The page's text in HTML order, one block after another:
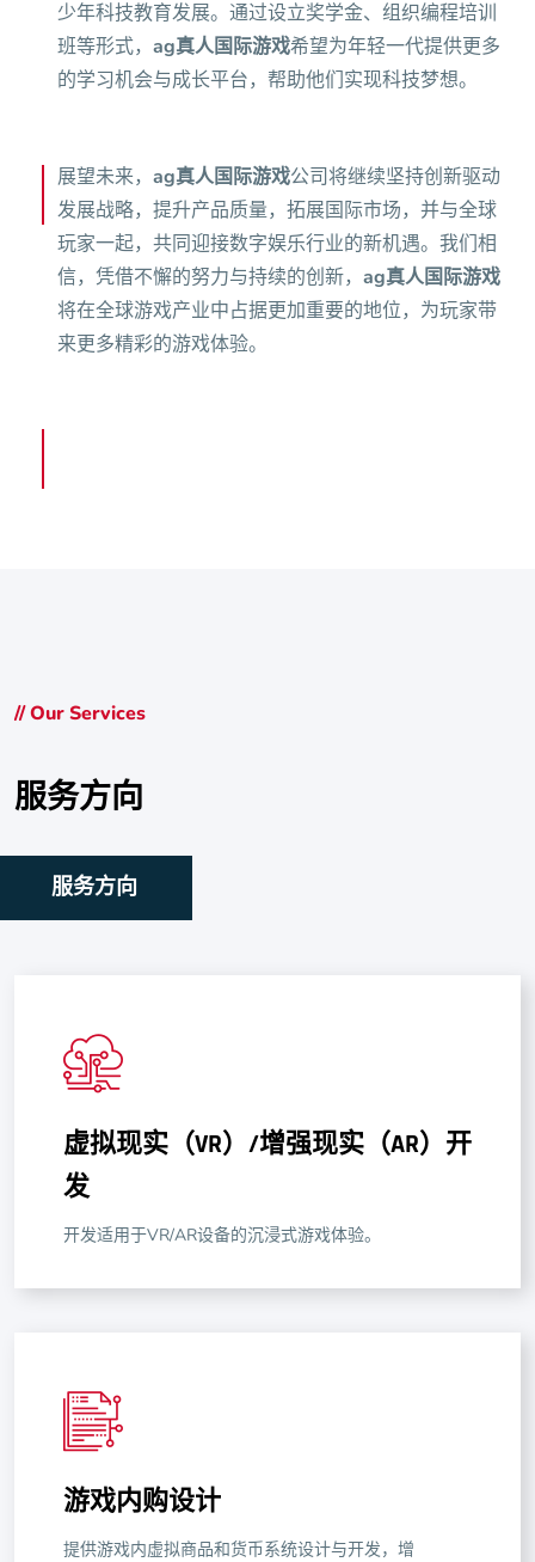
少年科技教育发展。通过设立奖学金、组织编程培训
班等形式， ag真人国际游戏希望为年轻一代提供更多
的学习机会与成长平台，帮助他们实现科技梦想。
展望未来， ag真人国际游戏公司将继续坚持创新驱动
发展战略，提升产品质量，拓展国际市场，并与全球
玩家一起，共同迎接数字娱乐行业的新机遇。我们相
信，凭借不懈的努力与持续的创新， ag真人国际游戏
将在全球游戏产业中占据更加重要的地位，为玩家带
来更多精彩的游戏体验。
// Our Services
服务方向
服务方向
虚拟现实（VR）/增强现实（AR）开
发
开发适用于VR/AR设备的沉浸式游戏体验。
游戏内购设计
提供游戏内虚拟商品和货币系统设计与开发，增